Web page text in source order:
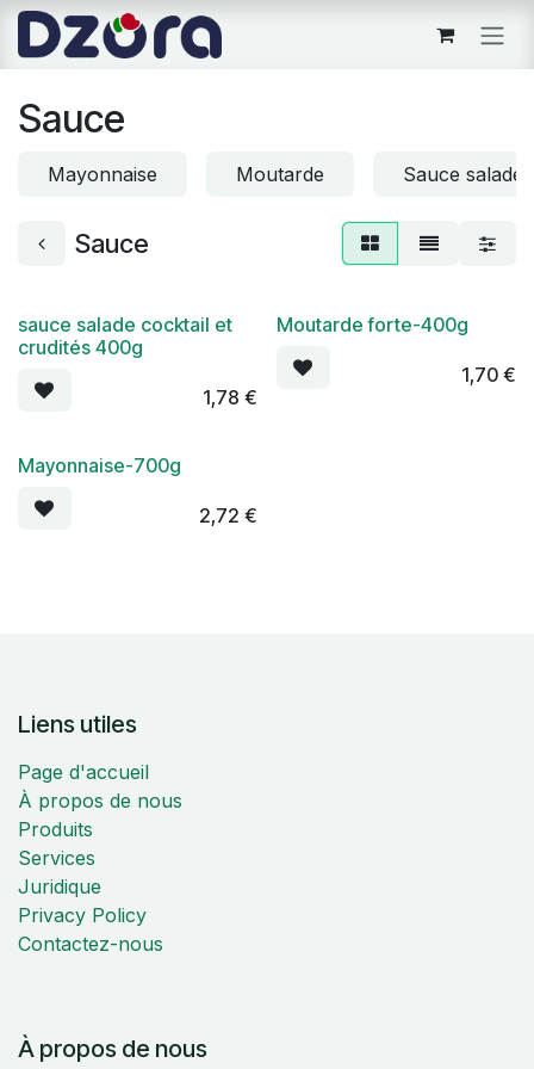
Se rendre au contenu
Sauce
Mayonnaise Moutarde Sauce salade
Sauce
sauce salade cocktail et
crudités 400g
1,78 €
Moutarde forte-400g
1,70€
Mayonnaise-700g
2,72 €
Liens utiles
Page d'accueil
À propos de nous
Produits
Services
Juridique
Privacy Policy
Contactez-nous
À propos de nous